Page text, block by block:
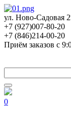
ул. Ново-Садовая
+7 (927)007-80-20
+7 (846)214-00-20
Приём заказов с
0